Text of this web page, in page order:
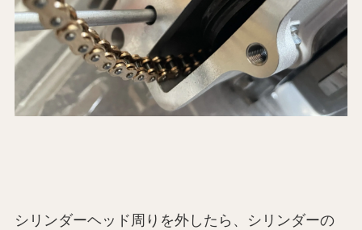
シリンダーヘッド周りを外したら、シリンダーの